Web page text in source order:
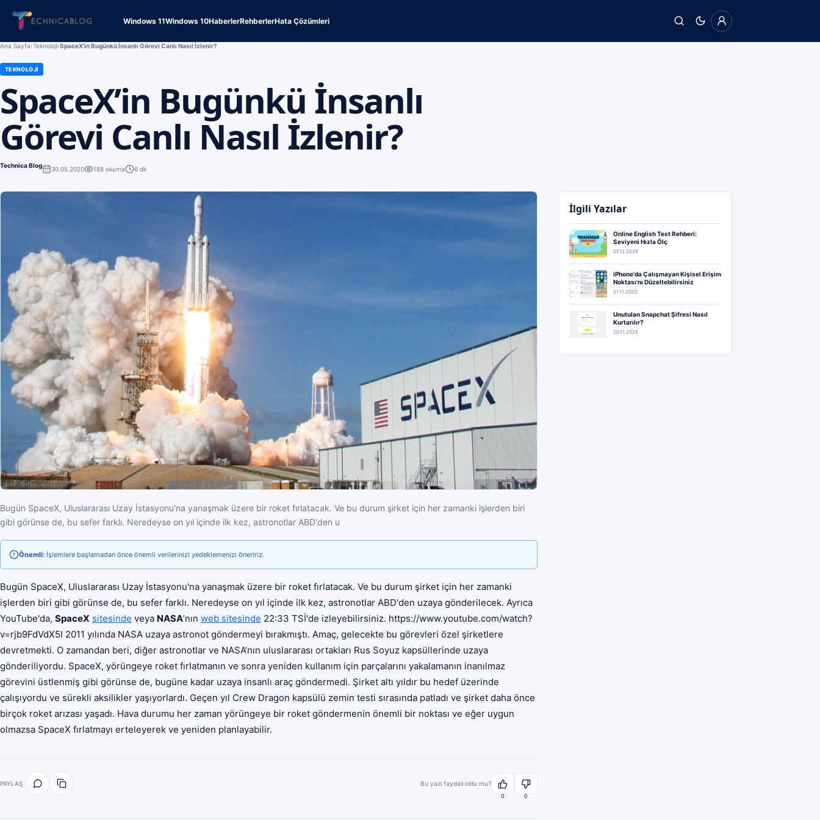
Windows 11Windows 10HaberlerRehberlerHata Çözümleri
Ana Sayfa›Teknoloji›SpaceX’in Bugünkü İnsanlı Görevi Canlı Nasıl İzlenir?
TEKNOLOJI
SpaceX’in Bugünkü İnsanlı
Görevi Canlı Nasıl İzlenir?
Technica Blog 30.05.2020 188 okuma 6 dk
Bugün SpaceX, Uluslararası Uzay İstasyonu'na yanaşmak üzere bir roket fırlatacak. Ve bu durum şirket için her zamanki işlerden biri
gibi görünse de, bu sefer farklı. Neredeyse on yıl içinde ilk kez, astronotlar ABD'den u
Önemli: İşlemlere başlamadan önce önemli verilerinizi yedeklemenizi öneririz.
Bugün SpaceX, Uluslararası Uzay İstasyonu'na yanaşmak üzere bir roket fırlatacak. Ve bu durum şirket için her zamanki
işlerden biri gibi görünse de, bu sefer farklı. Neredeyse on yıl içinde ilk kez, astronotlar ABD'den uzaya gönderilecek. Ayrıca
YouTube'da, SpaceX sitesinde veya NASA’nın web sitesinde 22:33 TSİ'de izleyebilirsiniz. https://www.youtube.com/watch?
v=rjb9FdVdX5I 2011 yılında NASA uzaya astronot göndermeyi bırakmıştı. Amaç, gelecekte bu görevleri özel şirketlere
devretmekti. O zamandan beri, diğer astronotlar ve NASA’nın uluslararası ortakları Rus Soyuz kapsüllerinde uzaya
gönderiliyordu. SpaceX, yörüngeye roket fırlatmanın ve sonra yeniden kullanım için parçalarını yakalamanın inanılmaz
görevini üstlenmiş gibi görünse de, bugüne kadar uzaya insanlı araç göndermedi. Şirket altı yıldır bu hedef üzerinde
çalışıyordu ve sürekli aksilikler yaşıyorlardı. Geçen yıl Crew Dragon kapsülü zemin testi sırasında patladı ve şirket daha önce
birçok roket arızası yaşadı. Hava durumu her zaman yörüngeye bir roket göndermenin önemli bir noktası ve eğer uygun
olmazsa SpaceX fırlatmayı erteleyerek ve yeniden planlayabilir.
PAYLAŞ Bu yazı faydalı oldu mu?
0 0
İlgili Yazılar
Online English Test Rehberi:
Seviyeni Hızla Ölç
07.12.2025
iPhone'da Çalışmayan Kişisel Erişim
Noktası'nı Düzeltebilirsiniz
21.11.2025
Unutulan Snapchat Şifresi Nasıl
Kurtarılır?
20.11.2025